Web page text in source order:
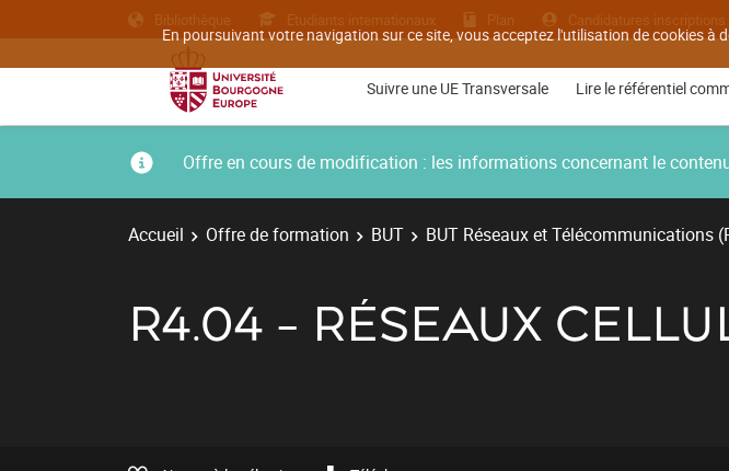
En poursuivant votre navigation sur ce site, vous acceptez l'utilisation de cookies à
Bibliothèque Etudiants internationaux Plan Candidatures inscriptions
Suivre une UE Transversale Lire le référentiel
Offre en cours de modification : les informations concernant le
Accueil Offre de formation BUT BUT Réseaux et Télécommunications
R4.04 - RÉSEAUX